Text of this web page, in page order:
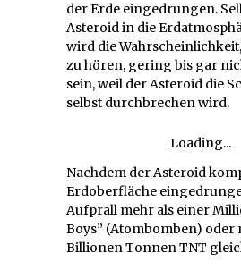
der Erde eingedrungen.
Asteroid in die
wird die
zu hören, gering bis gar
sein, weil der Asteroid die
selbst durchbrechen wird.
Loading...
Nachdem der Asteroid
Erdoberfläche
Aufprall mehr als einer
Boys” (Atombomben) oder
Billionen Tonnen TNT